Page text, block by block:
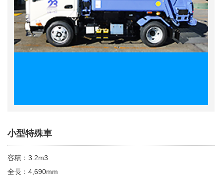
小型特殊車
容積：3.2m3
全長：4,690mm